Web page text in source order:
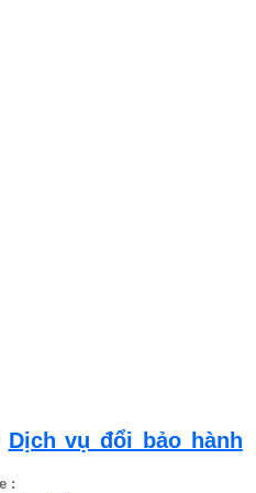
Dịch vụ đổi bảo hành
: